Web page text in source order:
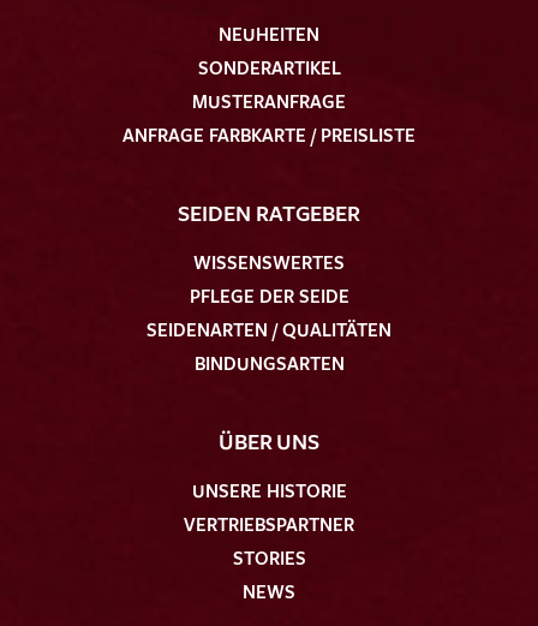
NEUHEITEN
SONDERARTIKEL
MUSTERANFRAGE
ANFRAGE FARBKARTE / PREISLISTE
SEIDEN RATGEBER
WISSENSWERTES
PFLEGE DER SEIDE
SEIDENARTEN / QUALITÄTEN
BINDUNGSARTEN
ÜBER UNS
UNSERE HISTORIE
VERTRIEBSPARTNER
STORIES
NEWS